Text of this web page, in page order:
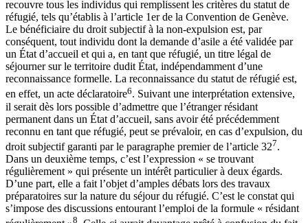
recouvre tous les individus qui remplissent les critères du statut de
réfugié, tels qu’établis à l’article 1er de la Convention de Genève.
Le bénéficiaire du droit subjectif à la non-expulsion est, par
conséquent, tout individu dont la demande d’asile a été validée par
un État d’accueil et qui a, en tant que réfugié, un titre légal de
séjourner sur le territoire dudit État, indépendamment d’une
reconnaissance formelle. La reconnaissance du statut de réfugié est,
en effet, un acte déclaratoire6. Suivant une interprétation extensive,
il serait dès lors possible d’admettre que l’étranger résidant
permanent dans un État d’accueil, sans avoir été précédemment
reconnu en tant que réfugié, peut se prévaloir, en cas d’expulsion, du
droit subjectif garanti par le paragraphe premier de l’article 327.
Dans un deuxième temps, c’est l’expression « se trouvant
régulièrement » qui présente un intérêt particulier à deux égards.
D’une part, elle a fait l’objet d’amples débats lors des travaux
préparatoires sur la nature du séjour du réfugié. C’est le constat qui
s’impose des discussions entourant l’emploi de la formule « résidant
8